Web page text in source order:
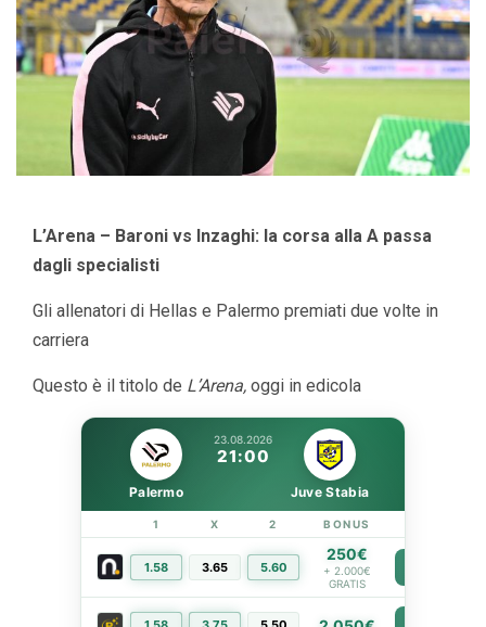
L’Arena – Baroni vs Inzaghi: la corsa alla A passa
dagli specialisti
Gli allenatori di Hellas e Palermo premiati due volte in
carriera
Questo è il titolo de L’Arena, oggi in edicola
23.08.2026
21:00
Palermo Juve Stabia
1 X 2 BONUS
1.58 3.65 5.60
250€
+ 2.000€
GRATIS